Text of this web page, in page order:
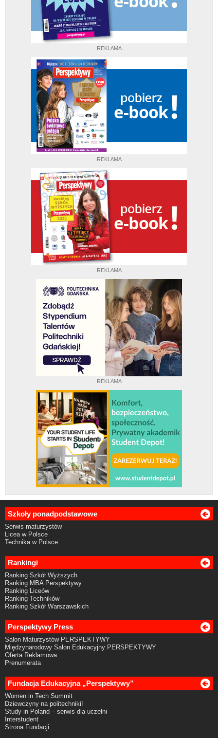
REKLAMA
REKLAMA
REKLAMA
REKLAMA
Szkoły ponadpodstawowe
Serwis maturzystów
Licea w Polsce
Technika w Polsce
Rankingi
Ranking Szkół Wyższych
Ranking MBA Perspektywy
Ranking Liceów
Ranking Techników
Ranking Szkół Warszawskich
Perspektywy Press
Salon Maturzystów PERSPEKTYWY
Międzynarodowy Salon Edukacyjny PERSPEKTYWY
Oferta Reklamowa
Prenumerata
Fundacja Edukacyjna „Perspektywy”
Women in Tech Summit
Dziewczyny na politechniki!
Study in Poland – serwis dla uczelni
Interstudent
Strona Fundacji